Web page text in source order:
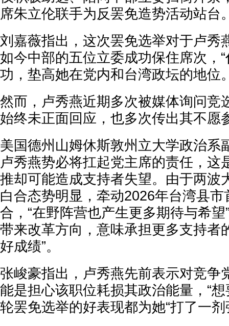
席朱立伦联手为反罢免造势活动站台
刘嘉薇指出，这次罢免选举对于卢秀
如今中部的五位立委成功保住席次，
功，垫高她在党内和台湾政坛的地位
然而，卢秀燕近期多次被媒体询问竞
始终未正面回应，也多次传出其不愿
美国德州山姆休斯敦州立大学政治系
卢秀燕势必将扛起党主席的责任，这
推却可能造成支持者失望。由于两波
白合态势明显，牵动2026年台湾县市
合，“在野阵营也产生更多期待与希
带来改革方向，意味承担更多支持者
好成绩”。
张峻豪指出，卢秀燕先前表示对竞争
能是担心该职位耗损其政治能量，“
轮罢免选举的好表现都为她“打了一剂